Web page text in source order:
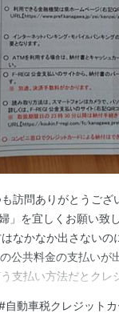
訪問ありがとうご
」を宜しくお願い致
なかなか出さないの
公共料金の支払いが
支払い方法だとクレ
種類ありました。 コ
自動車税クレジット